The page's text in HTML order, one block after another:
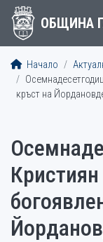
ОБЩИНА
Начало
кръст на